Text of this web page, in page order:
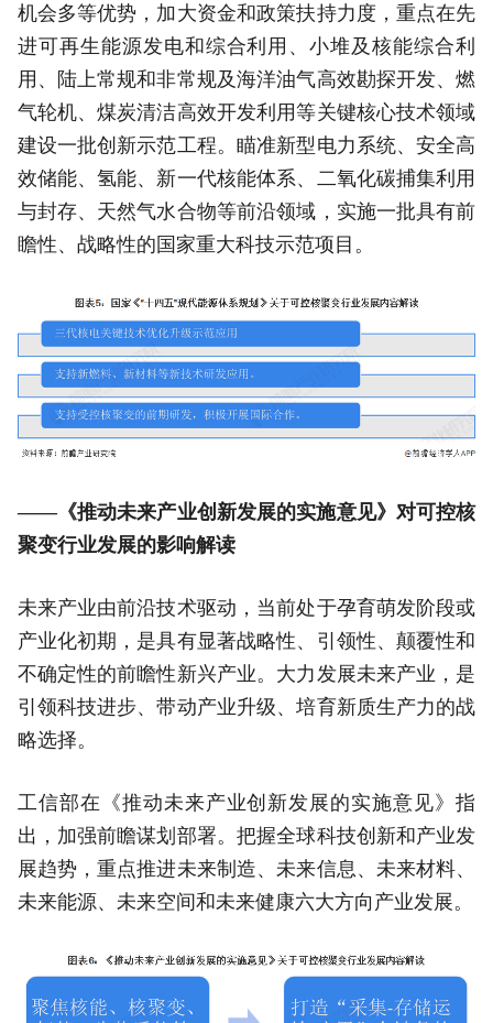
机会多等优势，加大资金和政策扶持力度，重点在先
进可再生能源发电和综合利用、小堆及核能综合利
用、陆上常规和非常规及海洋油气高效勘探开发、燃
气轮机、煤炭清洁高效开发利用等关键核心技术领域
建设一批创新示范工程。瞄准新型电力系统、安全高
效储能、氢能、新一代核能体系、二氧化碳捕集利用
与封存、天然气水合物等前沿领域，实施一批具有前
瞻性、战略性的国家重大科技示范项目。
——《推动未来产业创新发展的实施意见》对可控核
聚变行业发展的影响解读
未来产业由前沿技术驱动，当前处于孕育萌发阶段或
产业化初期，是具有显著战略性、引领性、颠覆性和
不确定性的前瞻性新兴产业。大力发展未来产业，是
引领科技进步、带动产业升级、培育新质生产力的战
略选择。
工信部在《推动未来产业创新发展的实施意见》指
出，加强前瞻谋划部署。把握全球科技创新和产业发
展趋势，重点推进未来制造、未来信息、未来材料、
未来能源、未来空间和未来健康六大方向产业发展。